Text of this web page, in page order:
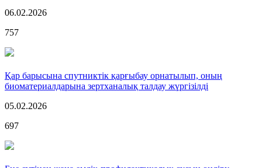
06.02.2026
757
Қар барысына спутниктік қарғыбау орнатылып, оның
биоматериалдарына зертханалық талдау жүргізілді
05.02.2026
697